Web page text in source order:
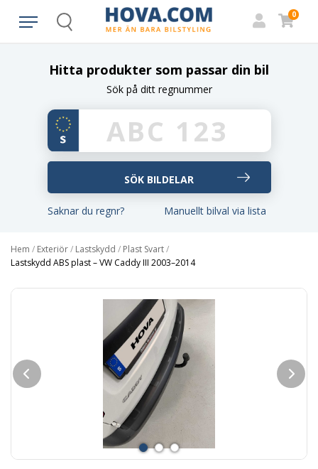
Search
0
Hitta produkter som passar din bil
Sök på ditt regnummer
Saknar du regnr? Manuellt bilval via lista
Hem / Exteriör/ Lastskydd / Plast Svart/
Lastskydd ABS plast – VW Caddy III 2003–2014